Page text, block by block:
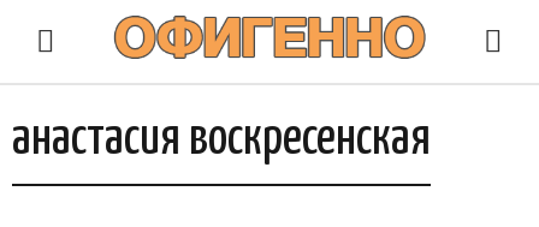
анастасия воскресенская